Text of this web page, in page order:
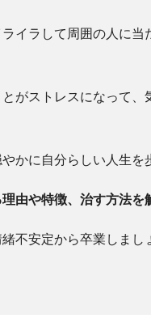
イラして周囲の人に
がストレスになって
かに自分らしい人生を
由や特徴、治す方法を
不安定から卒業しまし